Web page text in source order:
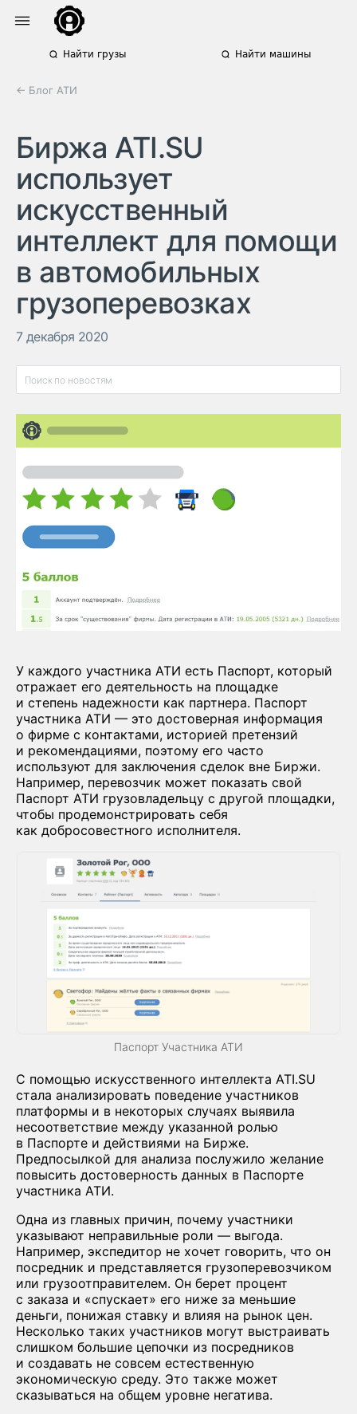
Найти грузы Найти машины
← Блог АТИ
Биржа ATI.SU
использует
искусственный
интеллект для помощи
в автомобильных
грузоперевозках
7 декабря 2020
У каждого участника АТИ есть Паспорт, который
отражает его деятельность на площадке
и степень надежности как партнера. Паспорт
участника АТИ — это достоверная информация
о фирме с контактами, историей претензий
и рекомендациями, поэтому его часто
используют для заключения сделок вне Биржи.
Например, перевозчик может показать свой
Паспорт АТИ грузовладельцу с другой площадки,
чтобы продемонстрировать себя
как добросовестного исполнителя.
Паспорт Участника АТИ
С помощью искусственного интеллекта ATI.SU
стала анализировать поведение участников
платформы и в некоторых случаях выявила
несоответствие между указанной ролью
в Паспорте и действиями на Бирже.
Предпосылкой для анализа послужило желание
повысить достоверность данных в Паспорте
участника АТИ.
Одна из главных причин, почему участники
указывают неправильные роли — выгода.
Например, экспедитор не хочет говорить, что он
посредник и представляется грузоперевозчиком
или грузоотправителем. Он берет процент
с заказа и «спускает» его ниже за меньшие
деньги, понижая ставку и влияя на рынок цен.
Несколько таких участников могут выстраивать
слишком большие цепочки из посредников
и создавать не совсем естественную
экономическую среду. Это также может
сказываться на общем уровне негатива.